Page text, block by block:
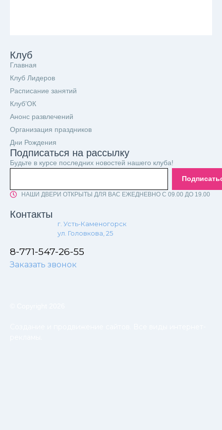
Клуб
Главная
Клуб Лидеров
Расписание занятий
Клуб’ОК
Анонс развлечений
Организация праздников
Дни Рождения
Подписаться на рассылку
Будьте в курсе последних новостей нашего клуба!
НАШИ ДВЕРИ ОТКРЫТЫ ДЛЯ ВАС ЕЖЕДНЕВНО С 09.00 ДО 19.00
Контакты
г. Усть-Каменогорск
ул. Головкова, 25
8-771-547-26-55
Заказать звонок